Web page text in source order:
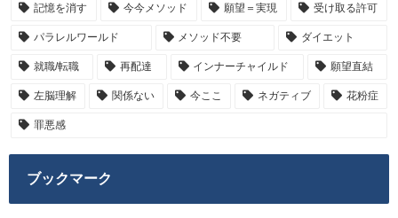
記憶を消す 今今メソッド 願望＝実現 受け取る許可
パラレルワールド メソッド不要 ダイエット
就職/転職 再配達 インナーチャイルド 願望直結
左脳理解 関係ない 今ここ ネガティブ 花粉症
罪悪感
ブックマーク